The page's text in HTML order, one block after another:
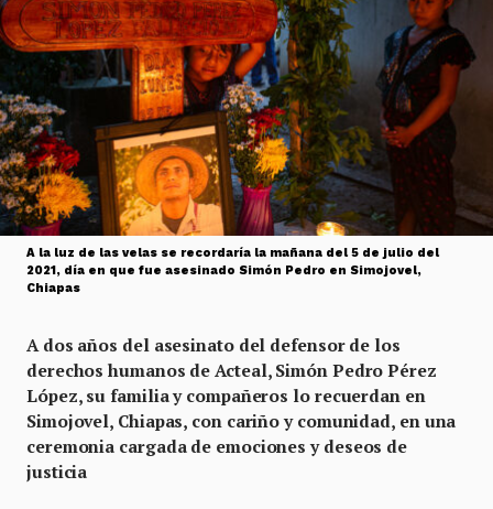
A la luz de las velas se recordaría la mañana del 5 de julio del
2021, día en que fue asesinado Simón Pedro en Simojovel,
Chiapas
A dos años del asesinato del defensor de los
derechos humanos de Acteal, Simón Pedro Pérez
López, su familia y compañeros lo recuerdan en
Simojovel, Chiapas, con cariño y comunidad, en una
ceremonia cargada de emociones y deseos de
justicia